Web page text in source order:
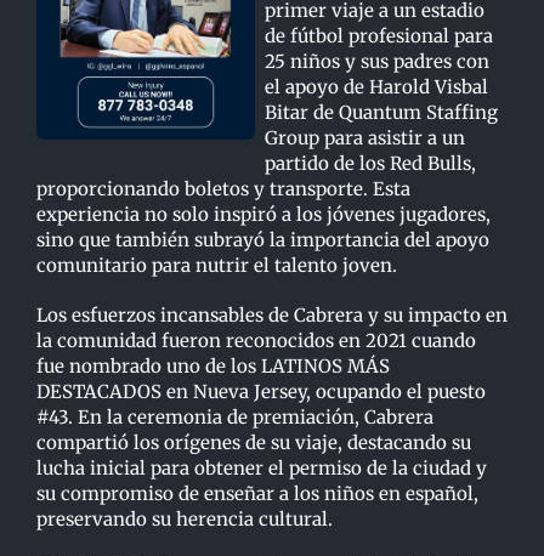
primer viaje a un estadio
de fútbol profesional para
25 niños y sus padres con
el apoyo de Harold Visbal
Bitar de Quantum Staffing
Group para asistir a un
partido de los Red Bulls,
proporcionando boletos y transporte. Esta
experiencia no solo inspiró a los jóvenes jugadores,
sino que también subrayó la importancia del apoyo
comunitario para nutrir el talento joven.
Los esfuerzos incansables de Cabrera y su impacto en
la comunidad fueron reconocidos en 2021 cuando
fue nombrado uno de los LATINOS MÁS
DESTACADOS en Nueva Jersey, ocupando el puesto
#43. En la ceremonia de premiación, Cabrera
compartió los orígenes de su viaje, destacando su
lucha inicial para obtener el permiso de la ciudad y
su compromiso de enseñar a los niños en español,
preservando su herencia cultural.